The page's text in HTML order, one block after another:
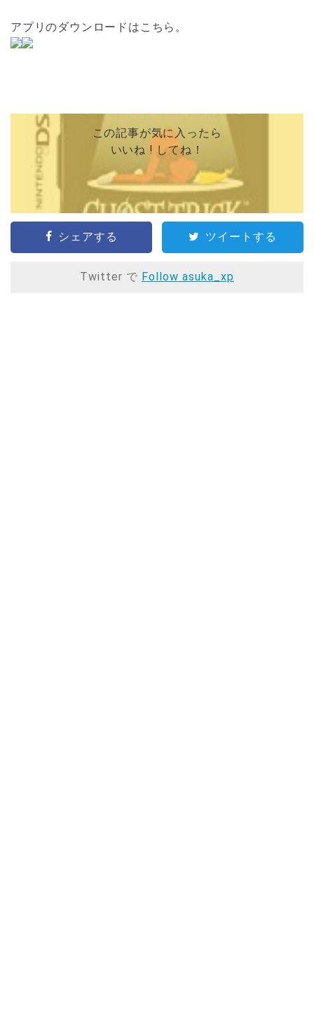
アプリのダウンロードはこちら。
この記事が気に入ったら
いいね ! してね！
シェアする ツイートする
Twitter で Follow asuka_xp